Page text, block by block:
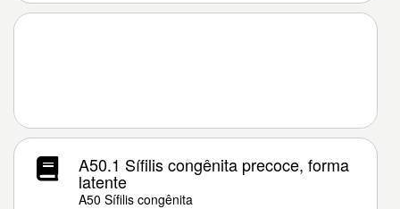
A50.1 Sífilis congênita precoce, forma
latente
A50 Sífilis congênita